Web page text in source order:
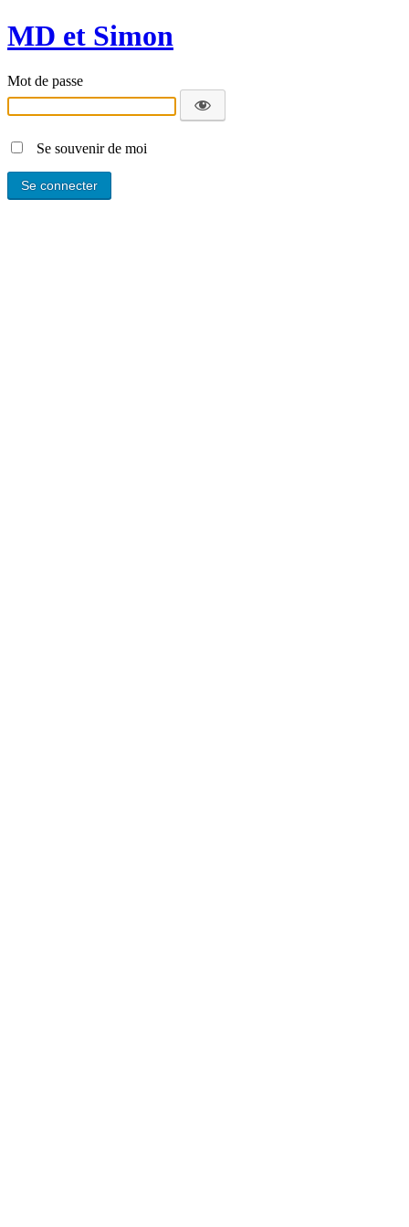
MD et Simon
Mot de passe
Se souvenir de moi